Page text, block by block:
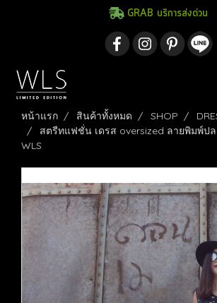
GRAB บริการส่งด่วน
หน้าแรก สินค้าทั้งหมด SHOP
สตรีทแฟชั่น เดรส oversized ลายพิมพ์ป
WLS